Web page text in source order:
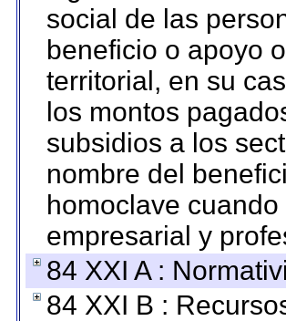
social de las
beneficio o apoyo
territorial, en su
los montos
subsidios a los
nombre del
homoclave
empresarial y
84 XXI A :
84 XXI B :